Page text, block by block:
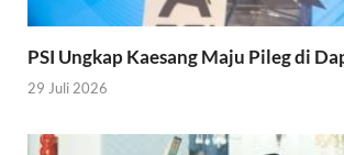
PSI Ungkap Kaesang Maju Pileg di
29 Juli 2026